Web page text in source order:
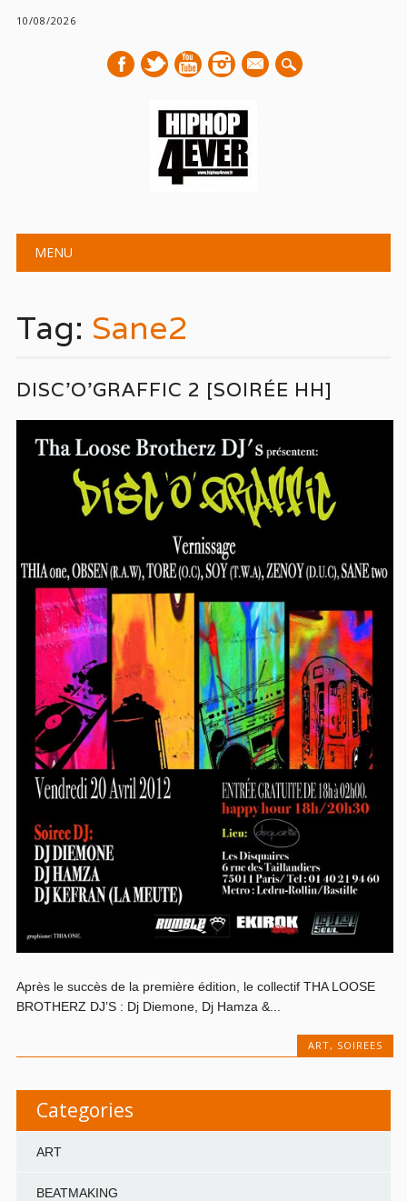
10/08/2026
mail
Main menu
MENU
Tag: Sane2
DISC’O’GRAFFIC 2 [SOIRÉE HH]
Après le succès de la première édition, le collectif THA LOOSE
BROTHERZ DJ’S : Dj Diemone, Dj Hamza &...
ART, SOIREES
Categories
ART
BEATMAKING